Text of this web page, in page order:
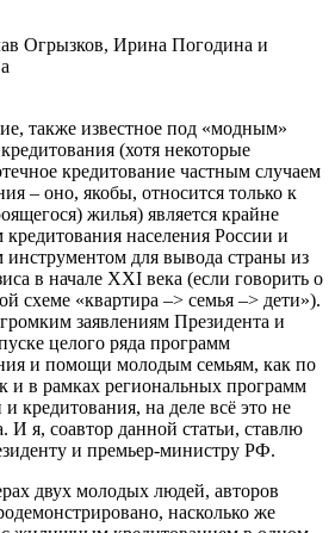
Огрызков, Ирина Погодина и
также известное под «модным»
(хотя некоторые
кредитование частным случаем
– оно, якобы, относится только к
жилья) является крайне
населения России и
для вывода страны из
в начале XXI века (если говорить о
схеме «квартира –> семья –> дети»).
заявлениям Президента и
целого ряда программ
и помощи молодым семьям, как по
и в рамках региональных программ
кредитования, на деле всё это не
И я, соавтор данной статьи, ставлю
и премьер-министру РФ.
двух молодых людей, авторов
насколько же